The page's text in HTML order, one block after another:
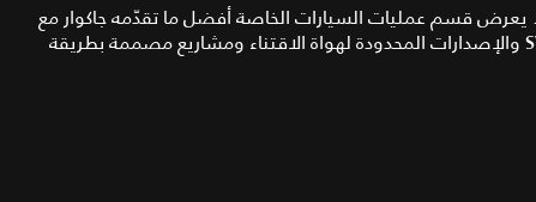
يعرض قسم عمليات السيارات الخاصة أفضل ما تقدّمه جاكوار مع
مجموعة من الطرازات الحصرية والمتميّزة بشارة SV والإصدارات المحدودة لهواة الاقتناء ومشاريع مصممة بطريقة